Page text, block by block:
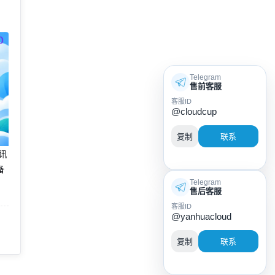
Telegram
售前客服
客服ID
@cloudcup
复制 联系
Telegram
售后客服
客服ID
@yanhuacloud
复制 联系